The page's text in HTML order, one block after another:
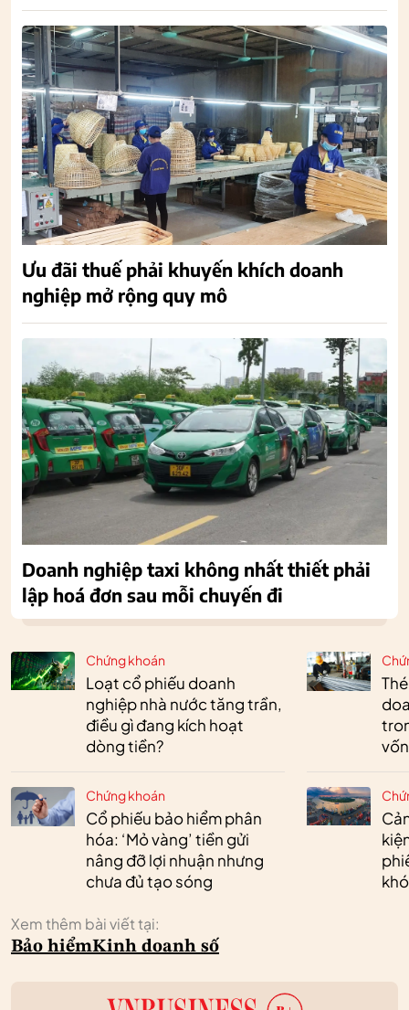
Chứng khoán
Loạt cổ phiếu doanh
nghiệp nhà nước tăng trần,
điều gì đang kích hoạt
dòng tiền?
Chứng khoán
Cổ phiếu bảo hiểm phân
hóa: ‘Mỏ vàng’ tiền gửi
nâng đỡ lợi nhuận nhưng
chưa đủ tạo sóng
vốn
Xem thêm bài viết tại:
Bảo hiểmKinh doanh số
Ưu đãi thuế phải khuyến khích doanh
nghiệp mở rộng quy mô
Doanh nghiệp taxi không nhất thiết phải
lập hoá đơn sau mỗi chuyến đi